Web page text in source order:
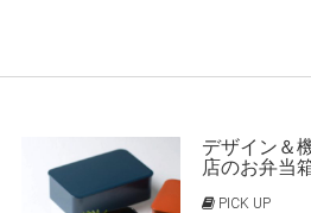
デザイン＆
店のお弁当
PICK UP